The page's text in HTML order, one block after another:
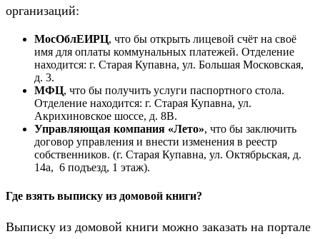
организаций:
МосОблЕИРЦ, что бы открыть лицевой счёт на своё
имя для оплаты коммунальных платежей. Отделение
находится: г. Старая Купавна, ул. Большая Московская,
д. 3.
МФЦ, что бы получить услуги паспортного стола.
Отделение находится: г. Старая Купавна, ул.
Акрихиновское шоссе, д. 8В.
Управляющая компания «Лето», что бы заключить
договор управления и внести изменения в реестр
собственников. (г. Старая Купавна, ул. Октябрьская, д.
14а, 6 подъезд, 1 этаж).
Где взять выписку из домовой книги?
Выписку из домовой книги можно заказать на портале